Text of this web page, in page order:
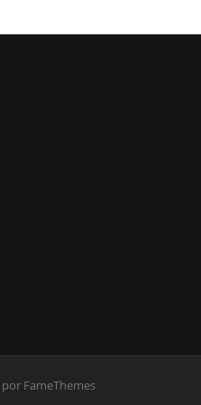
por FameThemes